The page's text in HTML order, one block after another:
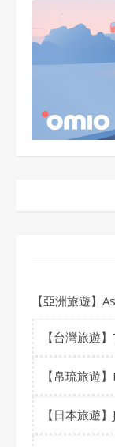
【亞洲旅遊】
【台灣旅遊
【帛琉旅遊
【日本旅遊